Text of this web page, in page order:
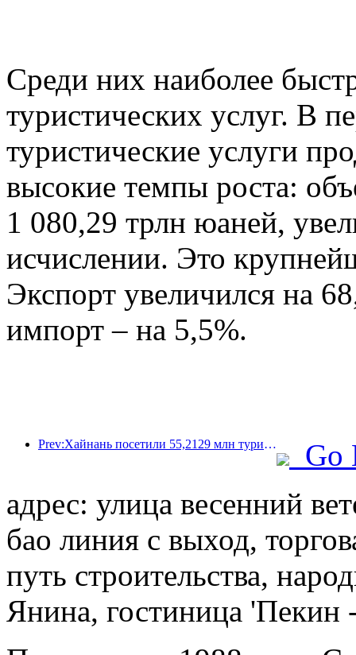
Среди них наиболее
туристических услуг. В
туристические услуги
высокие темпы роста:
1 080,29 трлн юаней,
исчислении. Это
Экспорт увеличился на
импорт – на 5,5%.
Prev:Хайнань посетили 55,2129 млн туристов в первой половине года.
Go
адрес: улица весенний
бао линия с выход,
путь строительства,
Янина, гостиница 'Пекин